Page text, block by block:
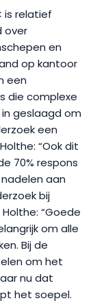
is relatief
over
en
op kantoor
een
die complexe
geslaagd om
een
“Ook dit
70% respons
aan
bij
“Goede
om alle
Bij de
om het
nu dat
het soepel.